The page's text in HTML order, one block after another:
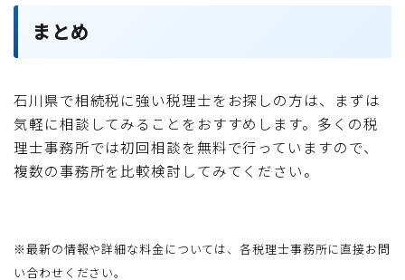
まとめ
石川県で相続税に強い税理士をお探しの方は、まずは
気軽に相談してみることをおすすめします。多くの税
理士事務所では初回相談を無料で行っていますので、
複数の事務所を比較検討してみてください。
※最新の情報や詳細な料金については、各税理士事務所に直接お問
い合わせください。